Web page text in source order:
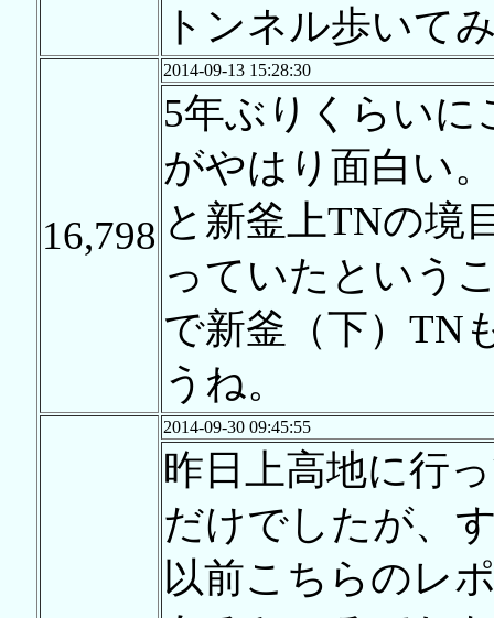
トンネル歩いて
16,798
2014-09-13 15:28:30
5年ぶりくらい
がやはり面白い
と新釜上TNの境
っていたという
で新釜（下）TN
うね。
2014-09-30 09:45:55
昨日上高地に行
だけでしたが、
以前こちらのレ